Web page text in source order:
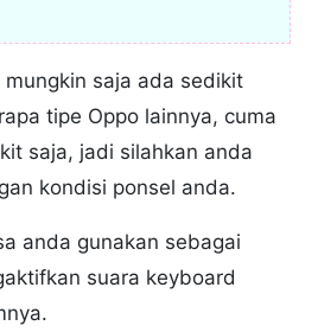
saja ada sedikit
tipe Oppo lainnya, cuma
saja, jadi silahkan anda
kondisi ponsel anda.
anda gunakan sebagai
suara keyboard